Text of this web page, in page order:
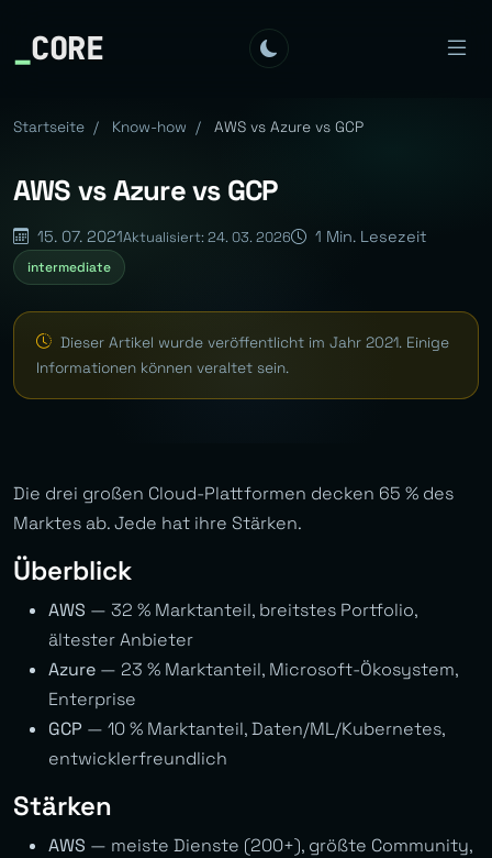
_CORE
Startseite / Know-how / AWS vs Azure vs GCP
AWS vs Azure vs GCP
15. 07. 2021Aktualisiert: 24. 03. 2026 1 Min. Lesezeit
intermediate
Dieser Artikel wurde veröffentlicht im Jahr 2021. Einige
Informationen können veraltet sein.
Die drei großen Cloud-Plattformen decken 65 % des
Marktes ab. Jede hat ihre Stärken.
Überblick
AWS — 32 % Marktanteil, breitstes Portfolio,
ältester Anbieter
Azure — 23 % Marktanteil, Microsoft-Ökosystem,
Enterprise
GCP — 10 % Marktanteil, Daten/ML/Kubernetes,
entwicklerfreundlich
Stärken
AWS — meiste Dienste (200+), größte Community,